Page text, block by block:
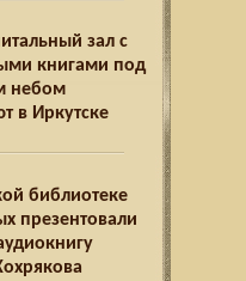
зал с
книгами под
небом
в Иркутске
библиотеке
презентовали